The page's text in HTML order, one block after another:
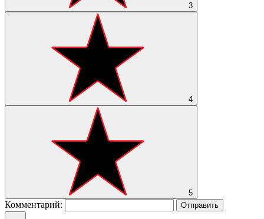
3
4
5
Комментарий: Отправить